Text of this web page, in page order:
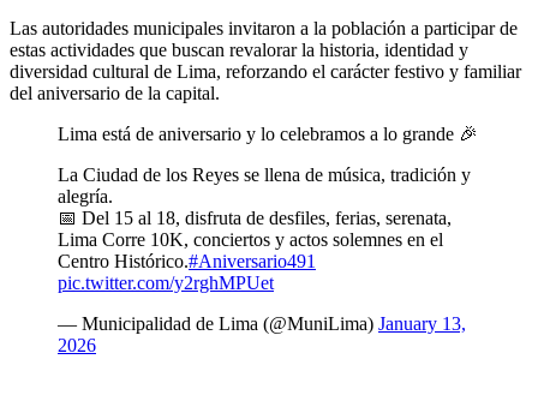
Las autoridades municipales invitaron a la población a participar de
estas actividades que buscan revalorar la historia, identidad y
diversidad cultural de Lima, reforzando el carácter festivo y familiar
del aniversario de la capital.
Lima está de aniversario y lo celebramos a lo grande 🎉
La Ciudad de los Reyes se llena de música, tradición y
alegría.
📅 Del 15 al 18, disfruta de desfiles, ferias, serenata,
Lima Corre 10K, conciertos y actos solemnes en el
Centro Histórico.#Aniversario491
pic.twitter.com/y2rghMPUet
— Municipalidad de Lima (@MuniLima) January 13,
2026